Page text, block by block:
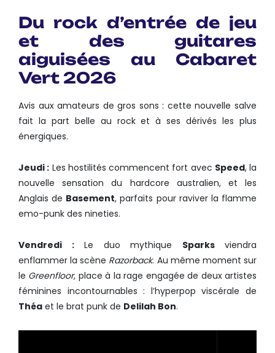
Du rock d’entrée de jeu
et des guitares
aiguisées au Cabaret
Vert 2026
Avis aux amateurs de gros sons : cette nouvelle salve
fait la part belle au rock et à ses dérivés les plus
énergiques.
Jeudi : Les hostilités commencent fort avec Speed, la
nouvelle sensation du hardcore australien, et les
Anglais de Basement, parfaits pour raviver la flamme
emo-punk des nineties.
Vendredi :Le duo mythique Sparksviendra
enflammer la scène Razorback. Au même moment sur
le Greenfloor, place à la rage engagée de deux artistes
féminines incontournables : l’hyperpop viscérale de
Théa et le brat punk de Delilah Bon.